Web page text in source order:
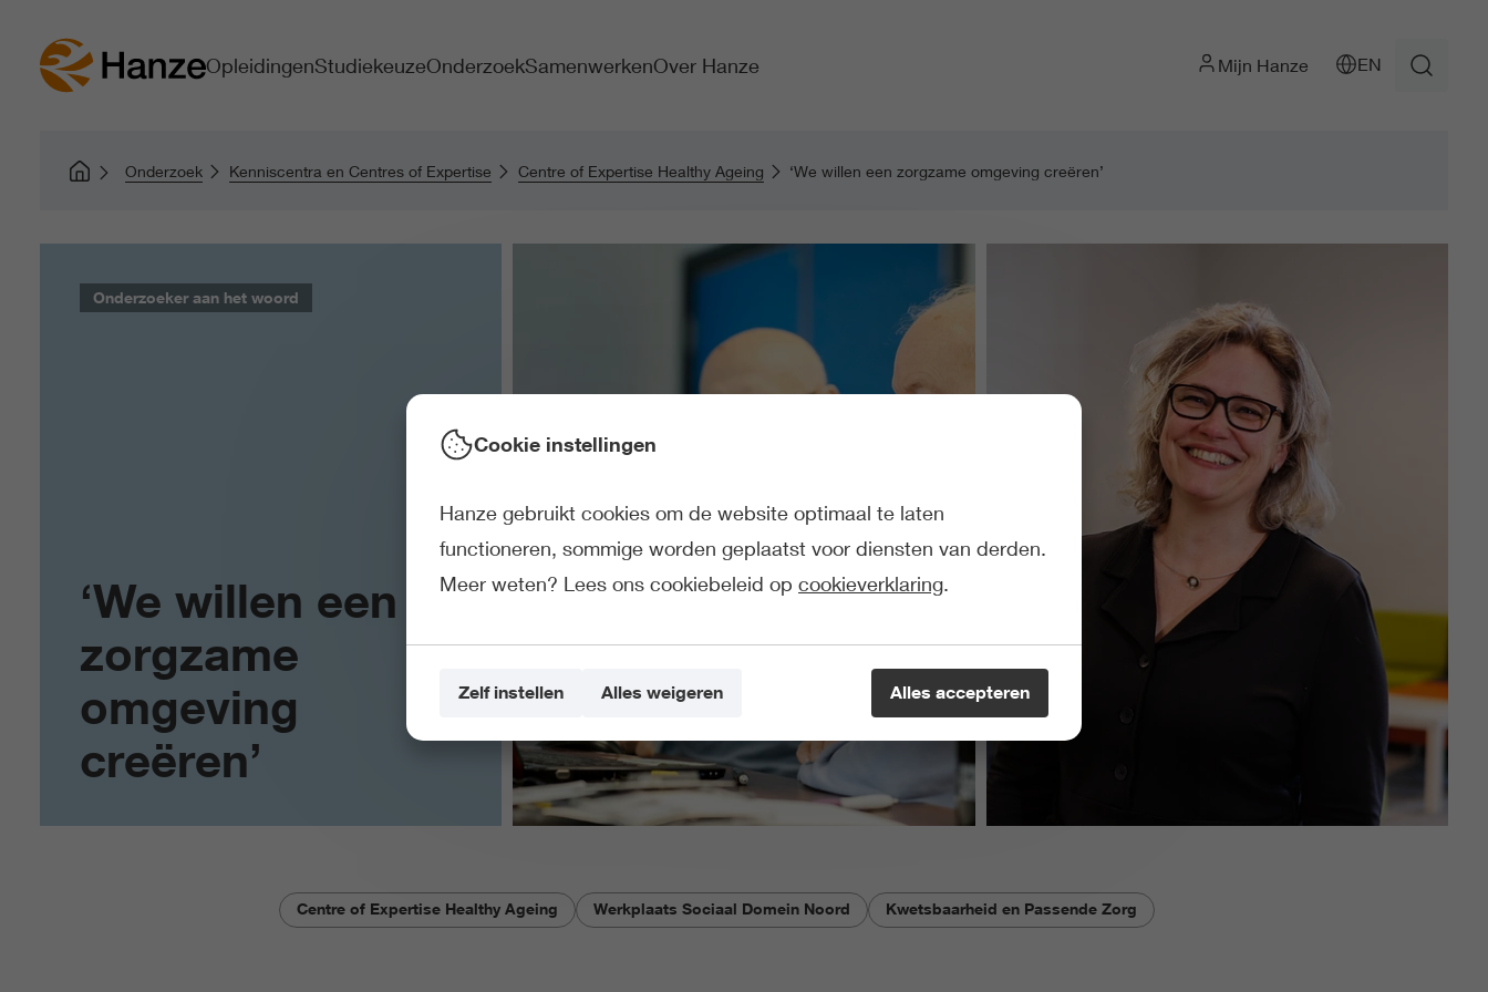
OpleidingenStudiekeuzeOnderzoekSamenwerkenOver Hanze Mijn Hanze EN
Onderzoek Kenniscentra en Centres of Expertise Centre of Expertise Healthy Ageing ‘We willen een zorgzame omgeving creëren’
‘We willen een
zorgzame
omgeving
creëren’
Onderzoeker aan het woord
Centre of Expertise Healthy Ageing Werkplaats Sociaal Domein Noord Kwetsbaarheid en Passende Zorg
Cookie instellingen
Hanze gebruikt cookies om de website optimaal te laten
functioneren, sommige worden geplaatst voor diensten van derden.
Meer weten? Lees ons cookiebeleid op cookieverklaring.
Alles accepteren
Zelf instellen Alles weigeren